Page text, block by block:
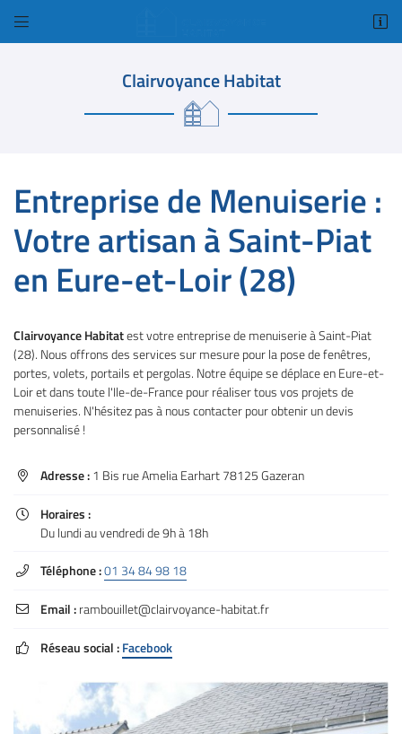
 
 Adresse email de réception
Rafraîchir le captcha
En cochant cette case, vous consentez à recevoir nos propositions commerciales à
l'adresse email indiqué ci-dessus. Vous pouvez vous désinscrire à tout moment en
utilisant
le formulaire de désinscription
Clairvoyance Habitat
Entreprise de Menuiserie :
Votre artisan à Saint-Piat
en Eure-et-Loir (28)
Clairvoyance Habitatest votre entreprise de menuiserie à Saint-Piat
(28). Nous offrons des services sur mesure pour la pose de fenêtres,
portes, volets, portails et pergolas. Notre équipe se déplace en Eure-et-
Loir et dans toute l'Ile-de-France pour réaliser tous vos projets de
menuiseries. N'hésitez pas à nous contacter pour obtenir un devis
personnalisé !
 Adresse :1 Bis rue Amelia Earhart 78125 Gazeran

Horaires :
Du lundi au vendredi de 9h à 18h
 Téléphone :01 34 84 98 18
 Email :rambouillet@clairvoyance-habitat.fr
 Réseau social :Facebook